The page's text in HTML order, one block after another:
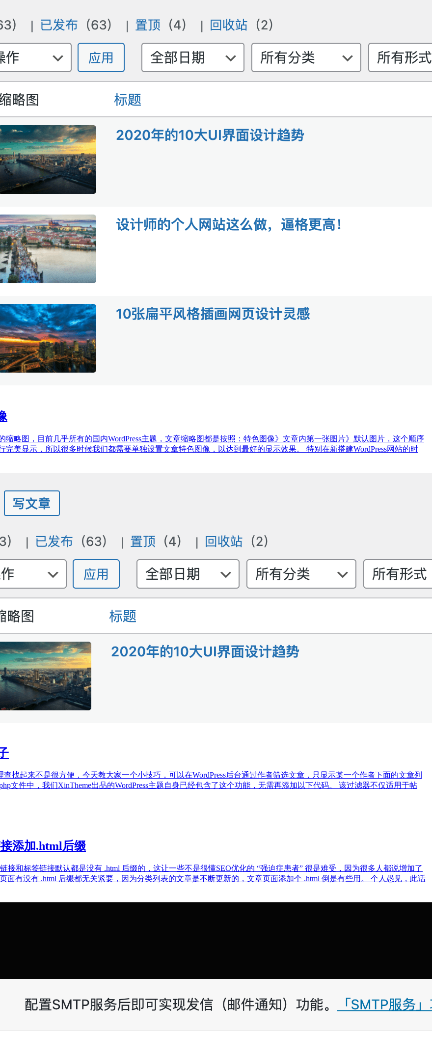
缩略图，目前几乎所有的国内WordPress主题，文章缩略图都是按照：特色图像》文章内第一张图片》默认图片，这个顺序
美显示，所以很多时候我们都需要单独设置文章特色图像，以达到最好的显示效果。 特别在新搭建WordPress网站的时
找起来不是很方便，今天教大家一个小技巧，可以在WordPress后台通过作者筛选文章，只显示某一个作者下面的文章列
文件中，我们XinTheme出品的WordPress主题自身已经包含了这个功能，无需再添加以下代码。 该过滤器不仅适用于帖
添加.html后缀
接和标签链接默认都是没有 .html 后缀的，这让一些不是很懂SEO优化的 “强迫症患者” 很是难受，因为很多人都说增加了
面有没有 .html 后缀都无关紧要，因为分类列表的文章是不断更新的，文章页面添加个 .html 倒是有些用。 个人愚见，此话